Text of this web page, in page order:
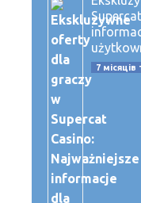
7 місяців